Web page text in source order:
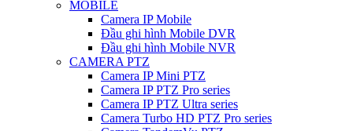
MOBILE
Camera IP Mobile
Đầu ghi hình Mobile DVR
Đầu ghi hình Mobile NVR
CAMERA PTZ
Camera IP Mini PTZ
Camera IP PTZ Pro series
Camera IP PTZ Ultra series
Camera Turbo HD PTZ Pro series